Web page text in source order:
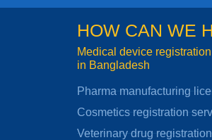
HOW CAN WE
Medical device
in Bangladesh
Pharma manufacturing
Cosmetics registration
Veterinary drug registration